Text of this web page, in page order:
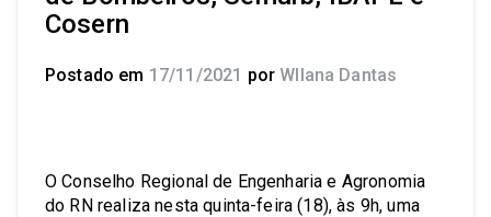
Cosern
Postado em 17/11/2021 por Wllana Dantas
O Conselho Regional de Engenharia e Agronomia
do RN realiza nesta quinta-feira (18), às 9h, uma